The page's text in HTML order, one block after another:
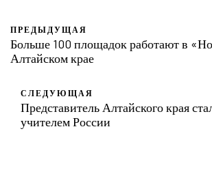
ПРЕДЫДУЩАЯ
Больше 100 площадок работают в
Алтайском крае
СЛЕДУЮЩАЯ
Представитель Алтайского края
учителем России